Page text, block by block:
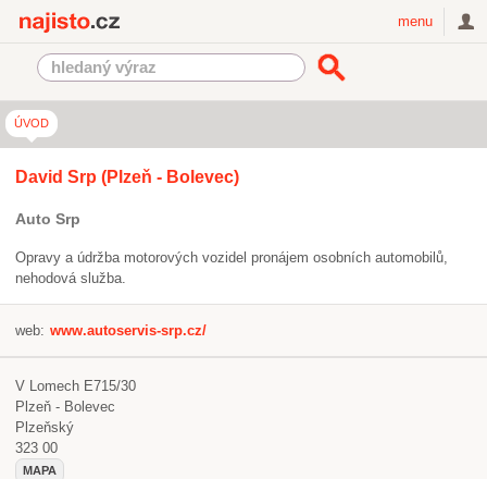
menu
ÚVOD
David Srp (Plzeň - Bolevec)
Auto Srp
Opravy a údržba motorových vozidel pronájem osobních automobilů,
nehodová služba.
web: www.autoservis-srp.cz/
V Lomech E715/30
Plzeň - Bolevec
Plzeňský
323 00
MAPA